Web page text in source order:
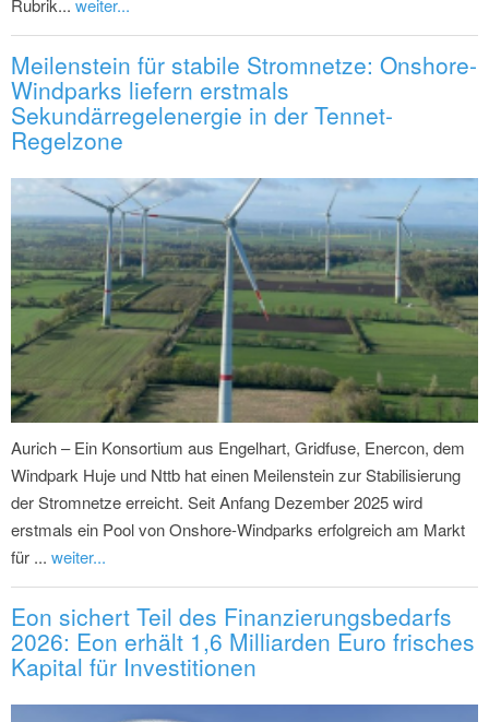
Rubrik... weiter...
Meilenstein für stabile Stromnetze: Onshore-
Windparks liefern erstmals
Sekundärregelenergie in der Tennet-
Regelzone
Aurich – Ein Konsortium aus Engelhart, Gridfuse, Enercon, dem
Windpark Huje und Nttb hat einen Meilenstein zur Stabilisierung
der Stromnetze erreicht. Seit Anfang Dezember 2025 wird
erstmals ein Pool von Onshore-Windparks erfolgreich am Markt
für ... weiter...
Eon sichert Teil des Finanzierungsbedarfs
2026: Eon erhält 1,6 Milliarden Euro frisches
Kapital für Investitionen